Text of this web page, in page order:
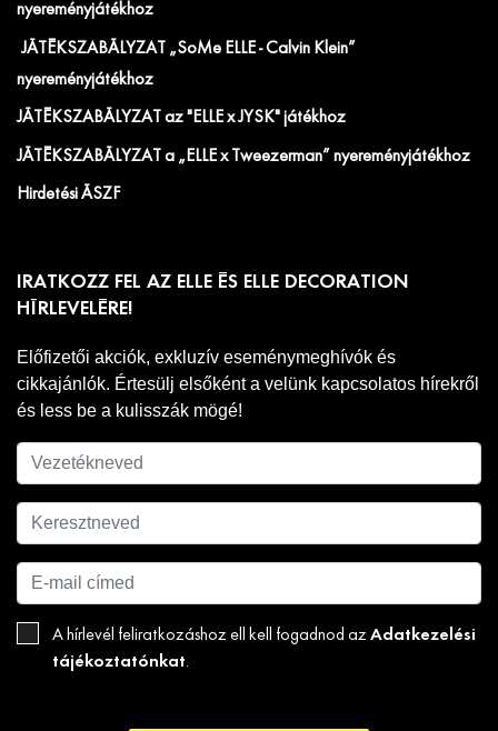
nyereményjátékhoz
JÁTÉKSZABÁLYZAT „SoMe ELLE - Calvin Klein”
nyereményjátékhoz
JÁTÉKSZABÁLYZAT az "ELLE x JYSK" játékhoz
JÁTÉKSZABÁLYZAT a „ELLE x Tweezerman” nyereményjátékhoz
Hirdetési ÁSZF
IRATKOZZ FEL AZ ELLE ÉS ELLE DECORATION
HÍRLEVELÉRE!
Előfizetői akciók, exkluzív eseménymeghívók és
cikkajánlók. Értesülj elsőként a velünk kapcsolatos hírekről
és less be a kulisszák mögé!
A hírlevél feliratkozáshoz ell kell fogadnod az Adatkezelési
tájékoztatónkat.